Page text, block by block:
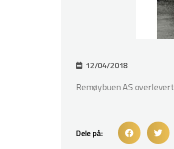
12/04/2018
Remøybuen AS
Dele på: